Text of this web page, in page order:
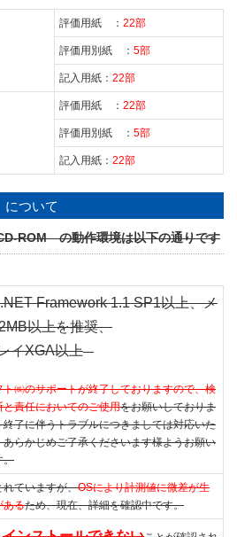
評価用紙 ： 22部
評価用別紙 ： 5部
記入用紙： 22部
評価用紙 ： 22部
評価用別紙 ： 5部
記入用紙： 22部
について
ROM の動作環境は以下の通りです
Framework 1.1 SP1以上、メ
以上を推奨、
イXGA以上
ト㈱のサポートが終了しておりますので、検
と責任においてのご使用をお願いしておりま
終了に伴うトラブルにつきましては対応いた
あらかじめご了承くださいます様ようお願い
。
れていますが、OSにより計測値に微差が生
あるため、現在、詳細を確認中です。